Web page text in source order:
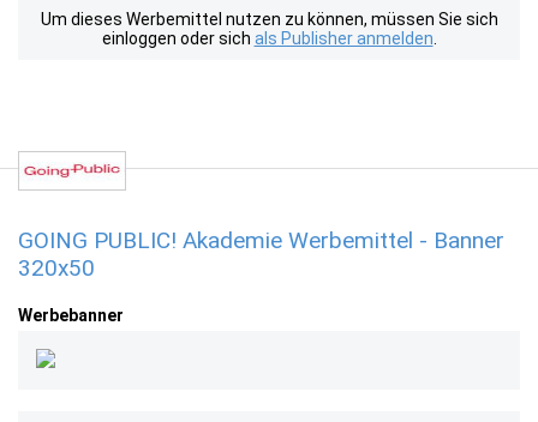
Um dieses Werbemittel nutzen zu können, müssen Sie sich
einloggen oder sich als Publisher anmelden
GOING PUBLIC! Akademie Werbemittel - Banner
320x50
Werbebanner